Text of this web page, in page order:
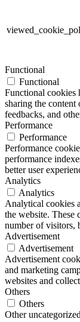
Functional
Functional
Functional cookies
sharing the
feedbacks, and
Performance
Performance
Performance
performance
better user
Analytics
Analytics
Analytical cookies
the website. These
number of visitors,
Advertisement
Advertisement
Advertisement
and marketing
websites and
Others
Others
Other